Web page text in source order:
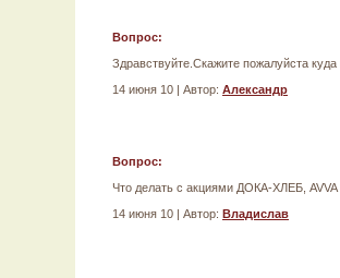
Вопрос:
Здравствуйте.Скажите пожалуйста
14 июня 10 | Автор: Александр
Вопрос:
Что делать с акциями ДОКА-ХЛЕБ,
14 июня 10 | Автор: Владислав